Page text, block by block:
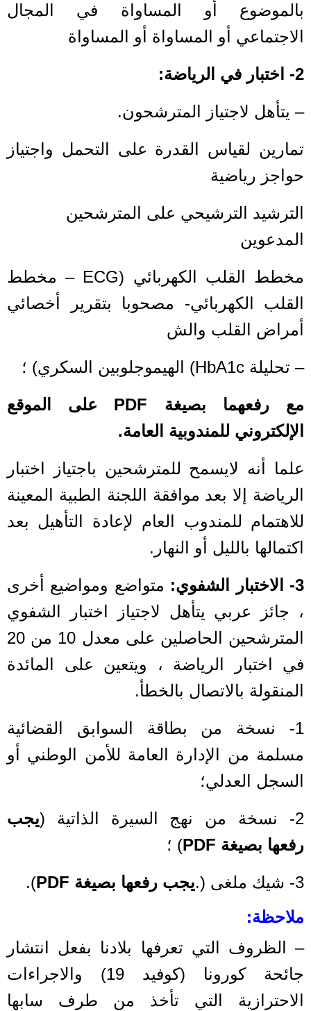
بالموضوع أو المساواة في المجال
الاجتماعي أو المساواة أو المساواة
2- اختبار في الرياضة:
– يتأهل لاجتياز المترشحون.
تمارين لقياس القدرة على التحمل واجتياز
حواجز رياضية
الترشيد الترشيحي على المترشحين
المدعوين
مخطط القلب الكهربائي (ECG – مخطط
القلب الكهربائي- مصحوبا بتقرير أخصائي
أمراض القلب والش
– تحليلة HbA1c) الهيموجلوبين السكري) ؛
مع رفعهما بصيغة PDF على الموقع
الإلكتروني للمندوبية العامة.
علما أنه لايسمح للمترشحين باجتياز اختبار
الرياضة إلا بعد موافقة اللجنة الطبية المعينة
للاهتمام للمندوب العام لإعادة التأهيل بعد
اكتمالها بالليل أو النهار.
3- الاختبار الشفوي:
متواضع ومواضيع أخرى
، جائز عربي يتأهل لاجتياز اختبار الشفوي
المترشحين الحاصلين على معدل 10 من 20
في اختبار الرياضة ، ويتعين على المائدة
المنقولة بالاتصال بالخطأ.
1- نسخة من بطاقة السوابق القضائية
مسلمة من الإدارة العامة للأمن الوطني أو
السجل العدلي؛
2- نسخة من نهج السيرة الذاتية (
يجب
رفعها بصيغة PDF
) ؛
3- شيك ملغى (.
يجب رفعها بصيغة PDF
).
ملاحظة:
– الظروف التي تعرفها بلادنا بفعل انتشار
جائحة كورونا (كوفيد 19) والاجراءات
الاحترازية التي تأخذ من طرف سابها